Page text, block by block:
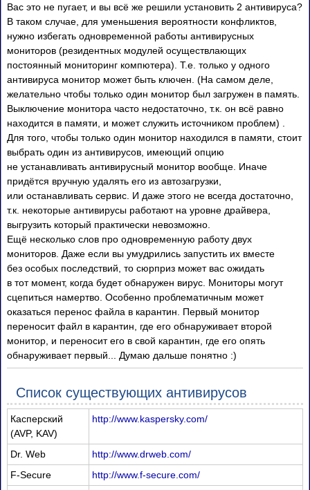
Вас это не пугает, и вы всё же решили установить 2 антивируса?
В таком случае, для уменьшения вероятности конфликтов,
нужно избегать одновременной работы антивирусных
мониторов (резидентных модулей осуществлающих
постоянный мониторинг компютера). Т.е. только у одного
антивируса монитор может быть ключен. (На самом деле,
желательно чтобы только один монитор был загружен в память.
Выключение монитора часто недостаточно, т.к. он всё равно
находится в памяти, и может служить источником проблем) .
Для того, чтобы только один монитор находился в памяти, стоит
выбрать один из антивирусов, имеющий опцию
не устанавливать антивирусный монитор вообще. Иначе
придётся вручную удалять его из автозагрузки,
или останавливать сервис. И даже этого не всегда достаточно,
т.к. некоторые антивирусы работают на уровне драйвера,
выгрузить который практически невозможно.
Ещё несколько слов про одновременную работу двух
мониторов. Даже если вы умудрились запустить их вместе
без особых последствий, то сюрприз может вас ожидать
в тот момент, когда будет обнаружен вирус. Мониторы могут
сцепиться намертво. Особенно проблематичным может
оказаться перенос файла в карантин. Первый монитор
переносит файл в карантин, где его обнаруживает второй
монитор, и переносит его в свой карантин, где его опять
обнаруживает первый... Думаю дальше понятно :)
Список существующих антивирусов
Касперский
(AVP, KAV)
http://www.kaspersky.com/
Dr. Web
http://www.drweb.com/
F-Secure
http://www.f-secure.com/